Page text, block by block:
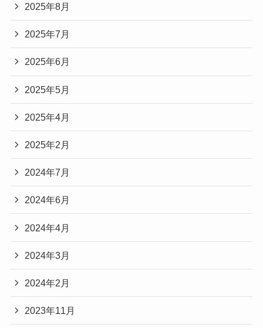
2025年8月
2025年7月
2025年6月
2025年5月
2025年4月
2025年2月
2024年7月
2024年6月
2024年4月
2024年3月
2024年2月
2023年11月